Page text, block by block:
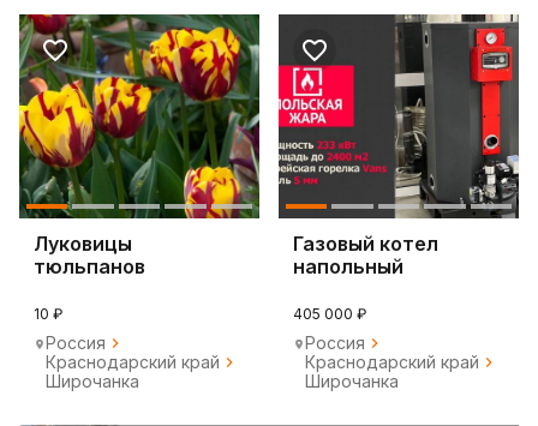
Луковицы
тюльпанов
10 ₽
Россия
Краснодарский край
Широчанка
Газовый котел
напольный
405 000 ₽
Россия
Краснодарский край
Широчанка